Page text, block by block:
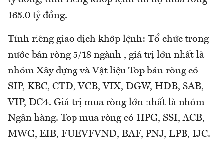
165.0 tỷ đồng.
Tính riêng giao dịch khớp lệnh: Tổ chức trong
nước bán ròng 5/18 ngành , giá trị lớn nhất là
nhóm Xây dựng và Vật liệu Top bán ròng có
SIP, KBC, CTD, VCB, VIX, DGW, HDB, SAB,
VIP, DC4. Giá trị mua ròng lớn nhất là nhóm
Ngân hàng. Top mua ròng có HPG, SSI, ACB,
MWG, EIB, FUEVFVND, BAF, PNJ, LPB, IJC.